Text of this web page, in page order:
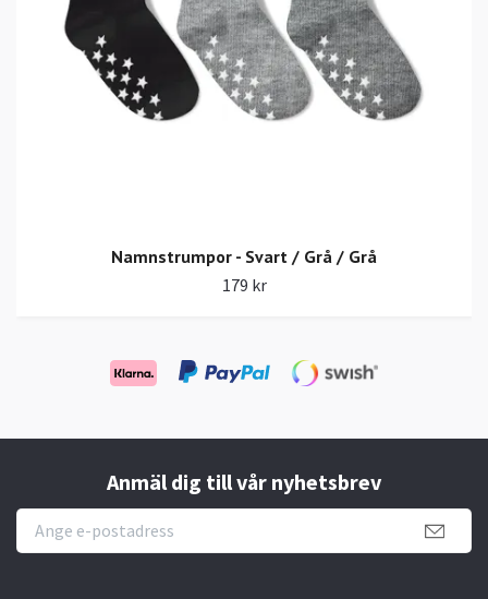
Namnstrumpor - Svart / Grå / Grå
179 kr
Anmäl dig till vår nyhetsbrev